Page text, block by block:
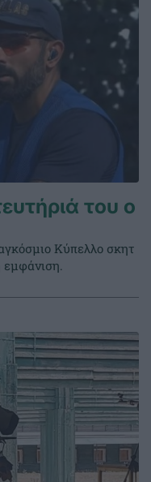
του ο
Κύπελλο σκητ
εμφάνιση.